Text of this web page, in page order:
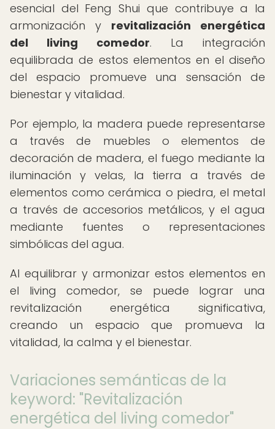
esencial del Feng Shui que contribuye a la
armonización y revitalización energética
del living comedor. La integración
equilibrada de estos elementos en el diseño
del espacio promueve una sensación de
bienestar y vitalidad.
Por ejemplo, la madera puede representarse
a través de muebles o elementos de
decoración de madera, el fuego mediante la
iluminación y velas, la tierra a través de
elementos como cerámica o piedra, el metal
a través de accesorios metálicos, y el agua
mediante fuentes o representaciones
simbólicas del agua.
Al equilibrar y armonizar estos elementos en
el living comedor, se puede lograr una
revitalización energética significativa,
creando un espacio que promueva la
vitalidad, la calma y el bienestar.
Variaciones semánticas de la
keyword: "Revitalización
energética del living comedor"